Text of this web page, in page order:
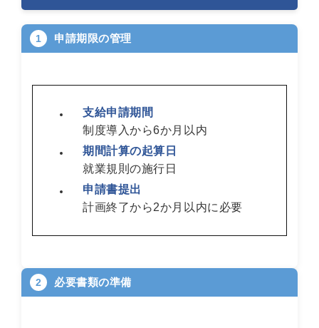
1 申請期限の管理
支給申請期間
制度導入から6か月以内
期間計算の起算日
就業規則の施行日
申請書提出
計画終了から2か月以内に必要
2 必要書類の準備